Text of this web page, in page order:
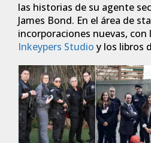
las historias de su agente
James Bond. En el área de
incorporaciones nuevas, con
Inkeypers Studio y los libros